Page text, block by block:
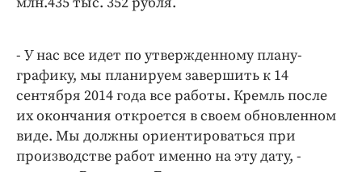
- У нас все идет по утвержденному плану-
графику, мы планируем завершить к 14
сентября 2014 года все работы. Кремль после
их окончания откроется в своем обновленном
виде. Мы должны ориентироваться при
производстве работ именно на эту дату, -